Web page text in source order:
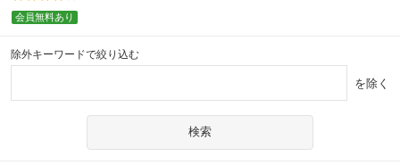
会員無料あり
除外キーワードで絞り込む
を除く